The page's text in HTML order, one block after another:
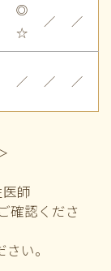
◎
☆
／ ／
／ ／ ／
師
確認くださ
い。